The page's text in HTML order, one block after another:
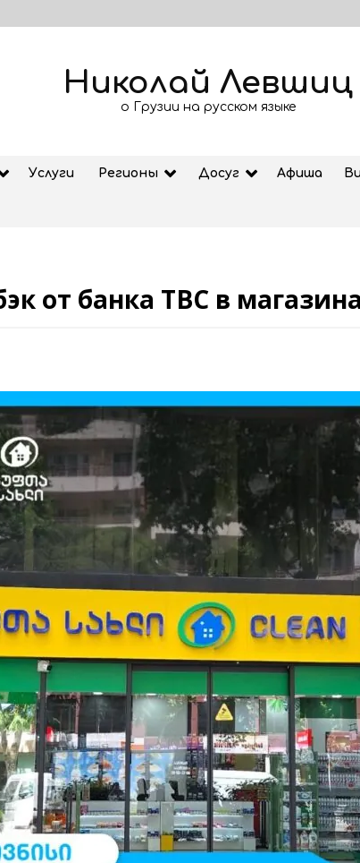
Николай Левшиц
о Грузии на русском языке
Услуги Регионы Досуг Афиша
Августовская жара щадить не
Чемпион Грузии по футболу,
столичная «Иберия» оказалась в
затруднительном положении
04.08.2026
Дворец молодежи, также
известный как Воронцовский
дворец, открыт для посетителей
после пятилетней реставрации
02.08.2026
и
Популярный наземный переход в
Тбилиси перенесли, но пешеходы
по привычке идут прежним
маршрутом и нарушают правила
02.08.2026
от банка TBC в